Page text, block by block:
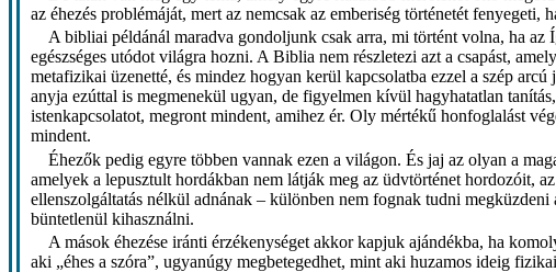
az éhezés problémáját, mert az nemcsak az emberiség történetét fenyegeti,
A bibliai példánál maradva gondoljunk csak arra, mi történt volna, ha az
egészséges utódot világra hozni. A Biblia nem részletezi azt a csapást,
metafizikai üzenetté, és mindez hogyan kerül kapcsolatba ezzel a szép
anyja ezúttal is megmenekül ugyan, de figyelmen kívül hagyhatatlan
istenkapcsolatot, megront mindent, amihez ér. Oly mértékű honfoglalást
mindent.
Éhezők pedig egyre többen vannak ezen a világon. És jaj az olyan a
amelyek a lepusztult hordákban nem látják meg az üdvtörténet hordozóit,
ellenszolgáltatás nélkül adnának – különben nem fognak tudni
büntetlenül kihasználni.
A mások éhezése iránti érzékenységet akkor kapjuk ajándékba, ha
aki „éhes a szóra”, ugyanúgy megbetegedhet, mint aki huzamos ideig